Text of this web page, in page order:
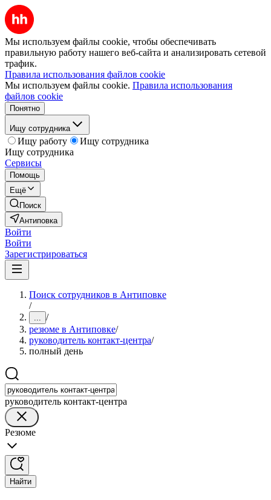
Мы используем файлы cookie, чтобы обеспечивать
правильную работу нашего веб-сайта и анализировать сетевой
трафик.
Правила использования файлов cookie
Мы используем файлы cookie. Правила использования
файлов cookie
Понятно
Ищу сотрудника
Ищу работу
Ищу сотрудника
Ищу сотрудника
Сервисы
Помощь
Ещё
Поиск
Антиповка
Войти
Войти
Зарегистрироваться
Поиск сотрудников в Антиповке
/
... /
резюме в Антиповке/
руководитель контакт-центра/
полный день
руководитель контакт-центра
Резюме
Найти